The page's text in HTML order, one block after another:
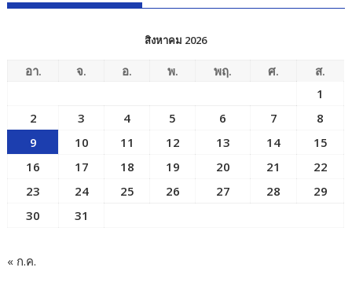
สิงหาคม 2026
อา. จ. อ. พ. พฤ. ศ.
ส.
1
2
3 4 5 6 7
8
9
10 11 12 13 14
15
16
17 18 19 20 21
22
23
24 25 26 27 28
29
30
31
« ก.ค.